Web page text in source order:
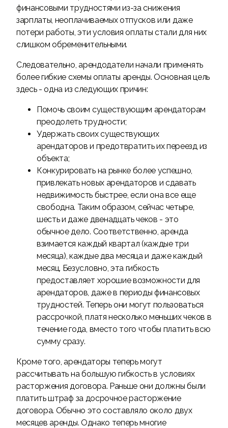
финансовыми трудностями из-за снижения
зарплаты, неоплачиваемых отпусков или даже
потери работы, эти условия оплаты стали для них
слишком обременительными.
Следовательно, арендодатели начали применять
более гибкие схемы оплаты аренды. Основная цель
здесь - одна из следующих причин:
Помочь своим существующим арендаторам
преодолеть трудности;
Удержать своих существующих
арендаторов и предотвратить их переезд из
объекта;
Конкурировать на рынке более успешно,
привлекать новых арендаторов и сдавать
недвижимость быстрее, если она все еще
свободна. Таким образом, сейчас четыре,
шесть и даже двенадцать чеков - это
обычное дело. Соответственно, аренда
взимается каждый квартал (каждые три
месяца), каждые два месяца и даже каждый
месяц. Безусловно, эта гибкость
предоставляет хорошие возможности для
арендаторов, даже в периоды финансовых
трудностей. Теперь они могут пользоваться
рассрочкой, платя несколько меньших чеков в
течение года, вместо того чтобы платить всю
сумму сразу.
Кроме того, арендаторы теперь могут
рассчитывать на большую гибкость в условиях
расторжения договора. Раньше они должны были
платить штраф за досрочное расторжение
договора. Обычно это составляло около двух
месяцев аренды. Однако теперь многие